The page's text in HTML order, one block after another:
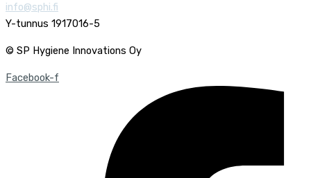
info@sphi.fi
Y-tunnus 1917016-5
© SP Hygiene Innovations Oy
Facebook-f